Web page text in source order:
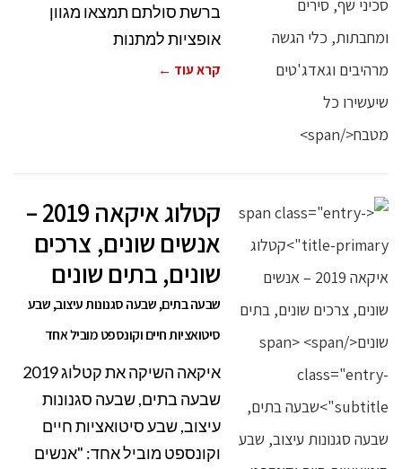
ברשת סולתם תמצאו מגוון
אופציות למתנות
קרא עוד ←
קטלוג איקאה 2019 –
אנשים שונים, צרכים
שונים, בתים שונים
שבעה בתים, שבעה סגנונות עיצוב, שבע
סיטואציות חיים וקונספט מוביל אחד
איקאה השיקה את קטלוג 2019
שבעה בתים, שבעה סגנונות
עיצוב, שבע סיטואציות חיים
וקונספט מוביל אחד: "אנשים